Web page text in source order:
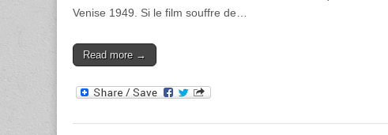
Venise 1949. Si le film souffre de…
Read more →